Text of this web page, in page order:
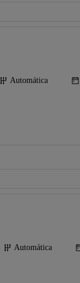
Automática
Automática